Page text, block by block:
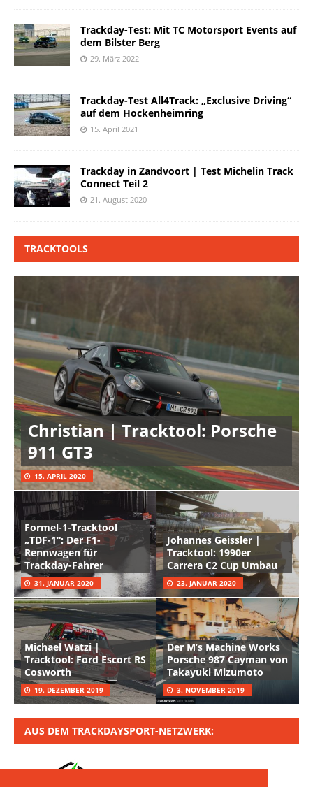
Trackday-Test: Mit TC Motorsport Events auf
dem Bilster Berg
29. März 2022
Trackday-Test All4Track: „Exclusive Driving“
auf dem Hockenheimring
15. April 2021
Trackday in Zandvoort | Test Michelin Track
Connect Teil 2
21. August 2020
TRACKTOOLS
Christian | Tracktool: Porsche
911 GT3
15. APRIL 2020
Formel-1-Tracktool
„TDF-1“: Der F1-
Rennwagen für
Trackday-Fahrer
31. JANUAR 2020
Johannes Geissler |
Tracktool: 1990er
Carrera C2 Cup Umbau
23. JANUAR 2020
Michael Watzi |
Tracktool: Ford Escort RS
Cosworth
19. DEZEMBER 2019
Der M’s Machine Works
Porsche 987 Cayman von
Takayuki Mizumoto
3. NOVEMBER 2019
AUS DEM TRACKDAYSPORT-NETZWERK: